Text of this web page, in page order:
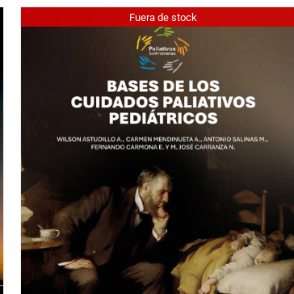
Fuera de stock